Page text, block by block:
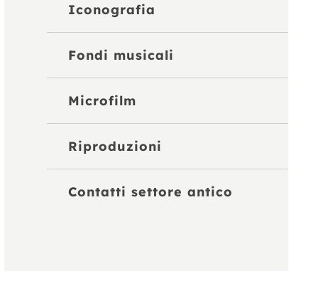
Iconografia
Fondi musicali
Microfilm
Riproduzioni
Contatti settore antico